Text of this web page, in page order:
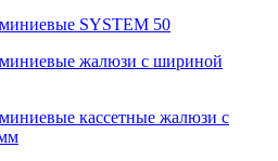
SYSTEM 50
жалюзи с шириной
кассетные жалюзи с